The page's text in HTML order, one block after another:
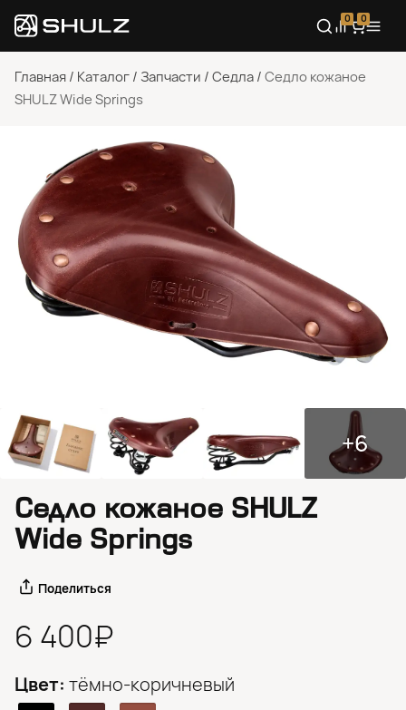
0 0
Главная / Каталог / Запчасти / Седла / Седло кожаное
SHULZ Wide Springs
+6
Седло кожаное SHULZ
Wide Springs
Поделиться
6 400₽
Цвет: тёмно-коричневый